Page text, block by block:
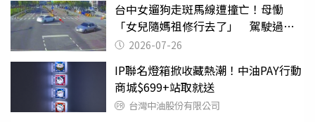
台中女遛狗走斑馬線遭撞亡！母慟
「女兒隨媽祖修行去了」 駕駛過失
致死判9月
2026-07-26
IP聯名燈箱掀收藏熱潮！中油PAY行動
商城$699+站取就送
台灣中油股份有限公司